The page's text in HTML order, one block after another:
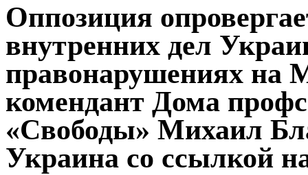
Оппозиция
внутренних дел
правонарушениях на
комендант Дома
«Свободы» Михаил
Украина со ссылкой